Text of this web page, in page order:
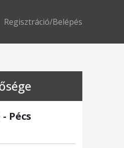
Regisztráció/Belépés
Pécs